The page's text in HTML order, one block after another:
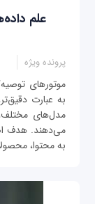
علم
پرونده ویژه
به عبارت
مدل‌های
می‌دهند. هدف
به محتوا،